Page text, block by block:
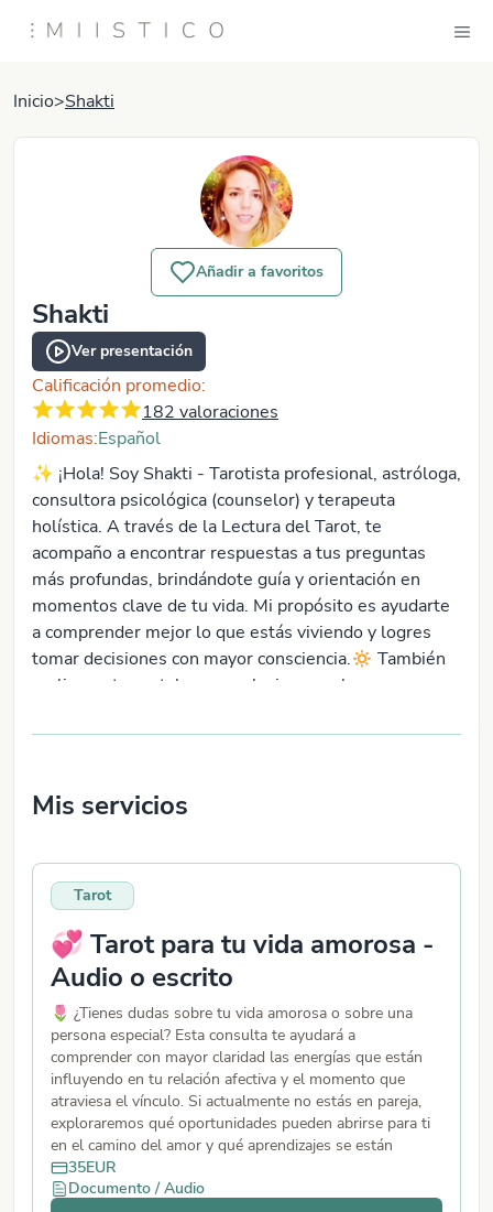
Inicio>Shakti
Añadir a favoritos
Shakti
Ver presentación
Calificación promedio:
182 valoraciones
Idiomas:Español
✨ ¡Hola! Soy Shakti - Tarotista profesional, astróloga,
consultora psicológica (counselor) y terapeuta
holística. A través de la Lectura del Tarot, te
acompaño a encontrar respuestas a tus preguntas
más profundas, brindándote guía y orientación en
momentos clave de tu vida. Mi propósito es ayudarte
a comprender mejor lo que estás viviendo y logres
tomar decisiones con mayor consciencia.🔅 También
realizo cartas natales y revoluciones solares,
evolución personal. ✨ Si sientes que es el momento
acompañarte. 💌 ¡Te espero!
Mis servicios
Tarot
💞 Tarot para tu vida amorosa -
Audio o escrito
🌷 ¿Tienes dudas sobre tu vida amorosa o sobre una
persona especial? Esta consulta te ayudará a
comprender con mayor claridad las energías que están
influyendo en tu relación afectiva y el momento que
atraviesa el vínculo. Si actualmente no estás en pareja,
exploraremos qué oportunidades pueden abrirse para ti
en el camino del amor y qué aprendizajes se están
moviendo en tu vida sentimental.📩 Recibes tu lectura
en audio de 15–20 minutos o por escrito, según
35EUR
Documento / Audio